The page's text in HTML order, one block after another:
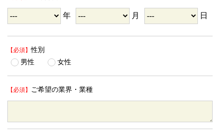
年 月 日
性別
男性
女性
ご希望の業界・業種